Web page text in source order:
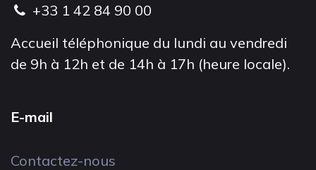
+33 1 42 84 90 00
Accueil téléphonique du lundi au vendredi
de 9h à 12h et de 14h à 17h (heure locale).
E-mail
Contactez-nous